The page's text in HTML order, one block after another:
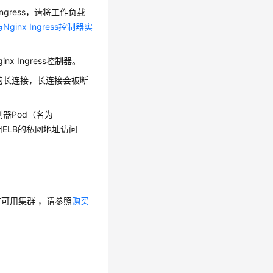
，请将工作负载
Nginx Ingress控制器实
Ingress控制器。
连接，长连接会被断
器Pod（名为
的私网地址访问
用集群 ，请参照购买